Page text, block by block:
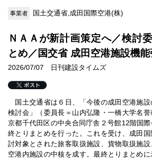
事業者 国土交通省,成田国際空港(株)
ＮＡＡが新計画策定へ／検討
とめ／国交省 成田空港施設機
2026/07/07 日刊建設タイムズ
国土交通省は６日、「今後の成田空港施設
検討会」（委員長＝山内弘隆・一橋大学名
京都千代田区の中央合同庁舎２号館12階国
終とりまとめを行った。これを受け、成田
討対象とされた旅客取扱施設、貨物取扱施設
空港内施設の中核を成す。最終とりまとめ